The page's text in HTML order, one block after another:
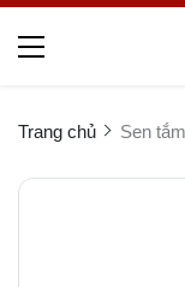
Trang chủ Sen